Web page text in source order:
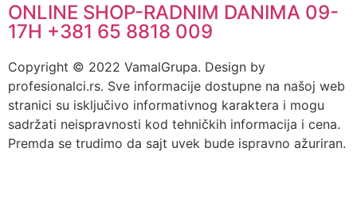
ONLINE SHOP-RADNIM DANIMA 09-
17H +381 65 8818 009
Copyright © 2022 VamalGrupa. Design by
profesionalci.rs. Sve informacije dostupne na našoj web
stranici su isključivo informativnog karaktera i mogu
sadržati neispravnosti kod tehničkih informacija i cena.
Premda se trudimo da sajt uvek bude ispravno ažuriran.